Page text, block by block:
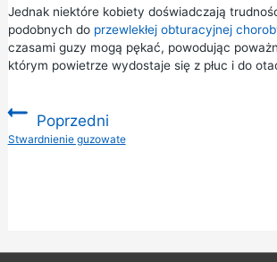
Jednak niektóre kobiety doświadczają
podobnych do przewlekłej obturacyjnej
czasami guzy mogą pękać, powodując
którym powietrze wydostaje się z płuc i do
Poprzedni
:Stwardnienie guzowate